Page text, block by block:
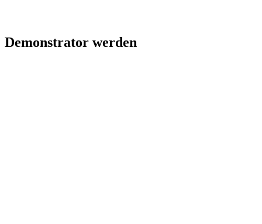
Demonstrator werden